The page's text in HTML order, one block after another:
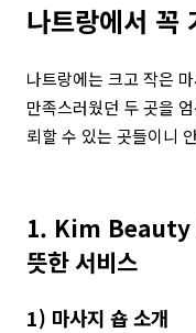
나트랑에서 꼭
나트랑에는 크고 작은
만족스러웠던 두 곳을
뢰할 수 있는 곳들이니
1. Kim Beauty
뜻한 서비스
1) 마사지 숍 소개